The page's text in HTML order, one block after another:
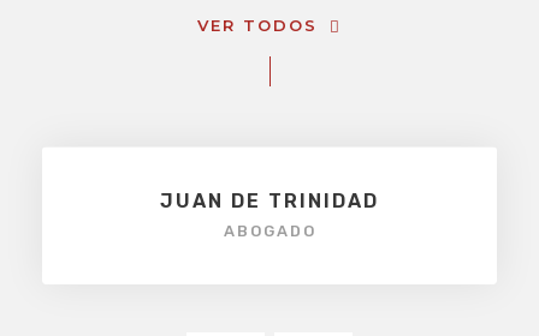
VER TODOS
JUAN DE TRINIDAD
ABOGADO